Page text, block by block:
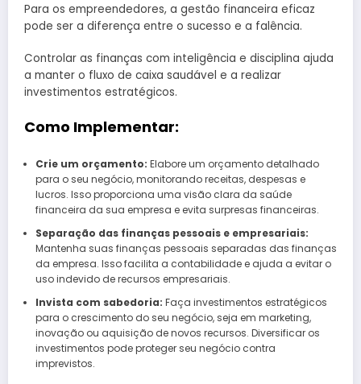
Para os empreendedores, a gestão financeira eficaz
pode ser a diferença entre o sucesso e a falência.
Controlar as finanças com inteligência e disciplina ajuda
a manter o fluxo de caixa saudável e a realizar
investimentos estratégicos.
Como Implementar:
Crie um orçamento: Elabore um orçamento detalhado
para o seu negócio, monitorando receitas, despesas e
lucros. Isso proporciona uma visão clara da saúde
financeira da sua empresa e evita surpresas financeiras.
Separação das finanças pessoais e empresariais:
Mantenha suas finanças pessoais separadas das finanças
da empresa. Isso facilita a contabilidade e ajuda a evitar o
uso indevido de recursos empresariais.
Invista com sabedoria: Faça investimentos estratégicos
para o crescimento do seu negócio, seja em marketing,
inovação ou aquisição de novos recursos. Diversificar os
investimentos pode proteger seu negócio contra
imprevistos.